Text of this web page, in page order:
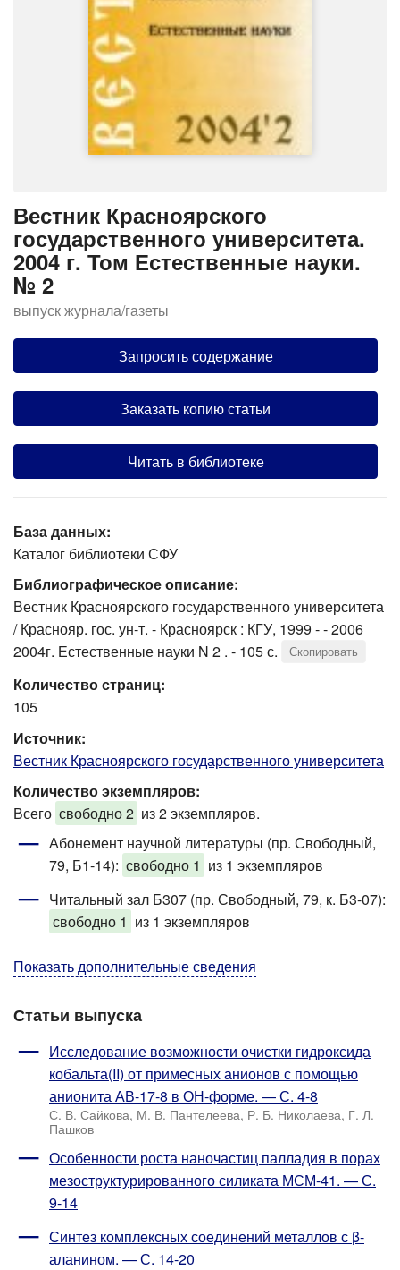
Вестник Красноярского
государственного университета.
2004 г. Том Естественные науки.
№ 2
выпуск журнала/газеты
Запросить содержание
Заказать копию статьи
Читать в библиотеке
База данных:
Каталог библиотеки СФУ
Библиографическое описание:
Вестник Красноярского государственного университета
/ Краснояр. гос. ун-т. - Красноярск : КГУ, 1999 - - 2006
2004г. Естественные науки N 2 . - 105 с.
Скопировать
Количество страниц:
105
Источник:
Вестник Красноярского государственного университета
Количество экземпляров:
Всего свободно 2 из 2 экземпляров.
Абонемент научной литературы (пр. Свободный,
79, Б1-14): свободно 1 из 1 экземпляров
Читальный зал Б307 (пр. Свободный, 79, к. Б3-07):
свободно 1 из 1 экземпляров
Показать дополнительные сведения
Статьи выпуска
Исследование возможности очистки гидроксида
кобальта(II) от примесных анионов с помощью
анионита АВ-17-8 в ОН-форме. — С. 4-8
С. В. Сайкова, М. В. Пантелеева, Р. Б. Николаева, Г. Л.
Пашков
Особенности роста наночастиц палладия в порах
мезоструктурированного силиката МСМ-41. — С.
9-14
Синтез комплексных соединений металлов с β-
аланином. — С. 14-20